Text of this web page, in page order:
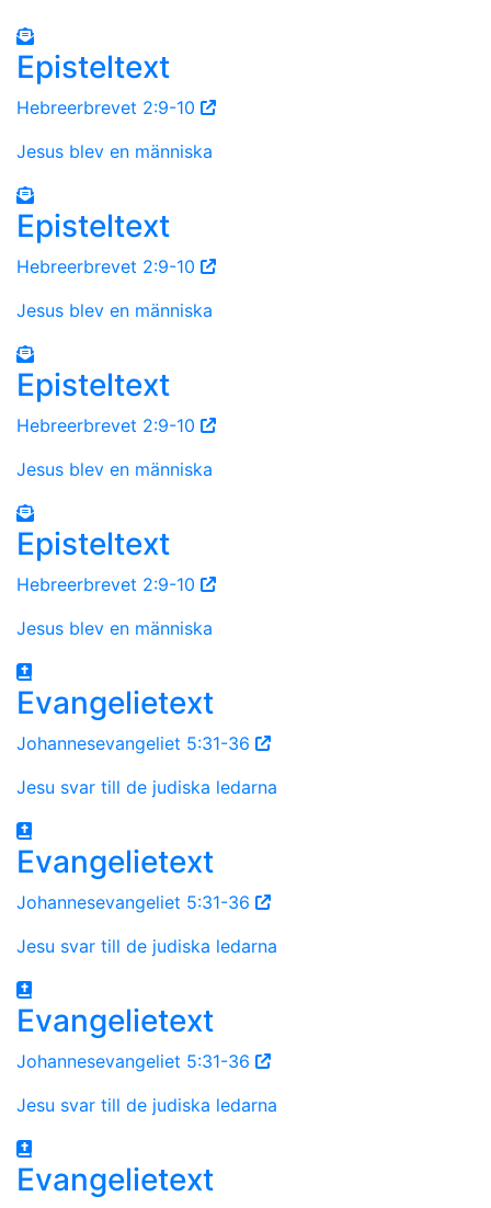
Episteltext
Hebreerbrevet 2:9-10
Jesus blev en människa
Episteltext
Hebreerbrevet 2:9-10
Jesus blev en människa
Episteltext
Hebreerbrevet 2:9-10
Jesus blev en människa
Episteltext
Hebreerbrevet 2:9-10
Jesus blev en människa
Evangelietext
Johannesevangeliet 5:31-36
Jesu svar till de judiska ledarna
Evangelietext
Johannesevangeliet 5:31-36
Jesu svar till de judiska ledarna
Evangelietext
Johannesevangeliet 5:31-36
Jesu svar till de judiska ledarna
Evangelietext